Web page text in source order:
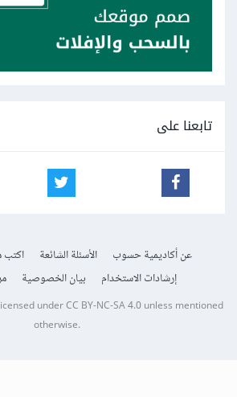
تابعنا على
عن أكاديمية حسوب الأسئلة الشائعة اكتب
إرشادات الاستخدام
بيان الخصوصية
underCC BY-NC-SA 4.0unless mentioned
otherwise.